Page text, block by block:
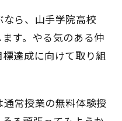
ら、山手学院高校
す。やる気のある仲
達成に向けて取り組
常授業の無料体験授